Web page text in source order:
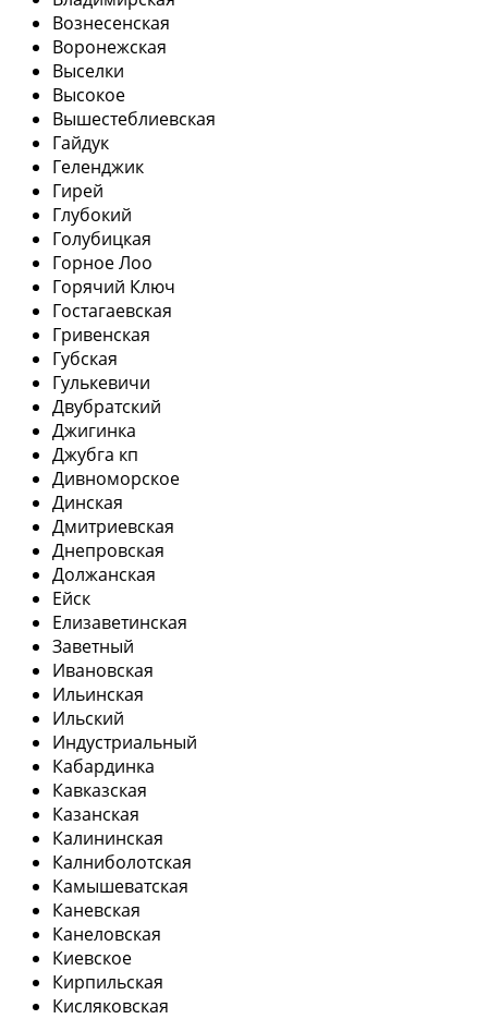
Вознесенская
Воронежская
Выселки
Высокое
Вышестеблиевская
Гайдук
Геленджик
Гирей
Глубокий
Голубицкая
Горное Лоо
Горячий Ключ
Гостагаевская
Гривенская
Губская
Гулькевичи
Двубратский
Джигинка
Джубга кп
Дивноморское
Динская
Дмитриевская
Днепровская
Должанская
Ейск
Елизаветинская
Заветный
Ивановская
Ильинская
Ильский
Индустриальный
Кабардинка
Кавказская
Казанская
Калининская
Калниболотская
Камышеватская
Каневская
Канеловская
Киевское
Кирпильская
Кисляковская